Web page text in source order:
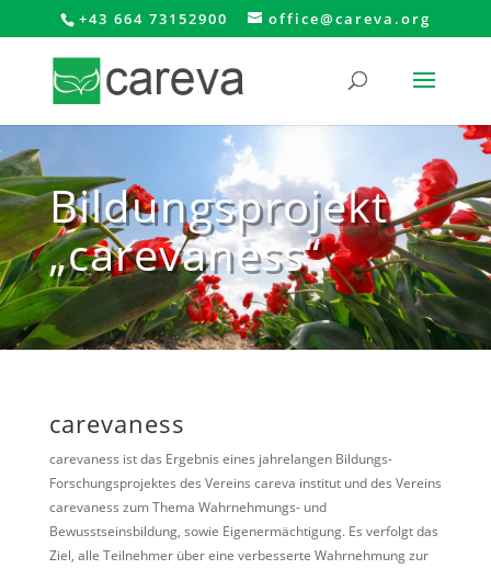
+43 664 73152900 office@careva.org
Bildungsprojekt
„carevaness“
carevaness
carevaness ist das Ergebnis eines jahrelangen Bildungs-
Forschungsprojektes des Vereins careva institut und des Vereins
carevaness zum Thema Wahrnehmungs- und
Bewusstseinsbildung, sowie Eigenermächtigung. Es verfolgt das
Ziel, alle Teilnehmer über eine verbesserte Wahrnehmung zur